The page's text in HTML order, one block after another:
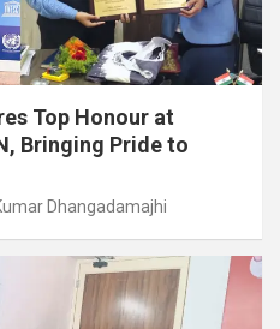
Top Honour at
Bringing Pride to
Dhangadamajhi